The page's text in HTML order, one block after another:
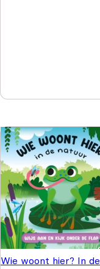
Wie woont hier? In de